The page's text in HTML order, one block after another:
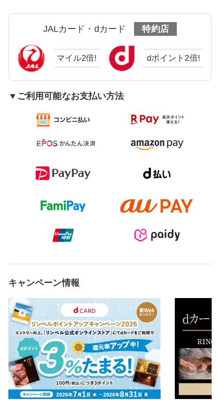
JALカード・dカード 特約店
マイル2倍! dポイント2倍!
▼ご利用可能なお支払い方法
キャンペーン情報